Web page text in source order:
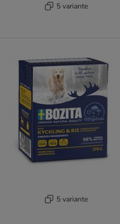
5 variante
5 variante